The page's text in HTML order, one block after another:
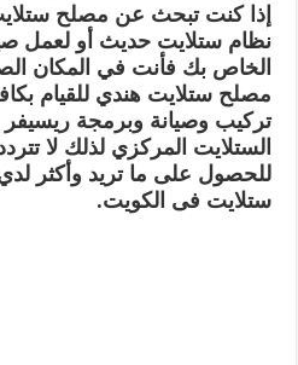
إذا كنت تبحث عن مصلح
نظام ستلايت حديث أو لعمل
الخاص بك فأنت في المكان
مصلح ستلايت هندي للقيام
تركيب وصيانة وبرمجة ريسيفر
الستلايت المركزي لذلك لا
للحصول على ما تريد وأكثر
ستلايت فى الكويت.